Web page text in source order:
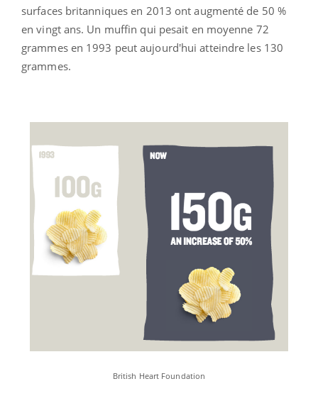
surfaces britanniques en 2013 ont augmenté de 50 %
en vingt ans. Un muffin qui pesait en moyenne 72
grammes en 1993 peut aujourd'hui atteindre les 130
grammes.
British Heart Foundation